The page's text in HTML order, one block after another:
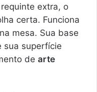
extra, o
certa. Funciona
na mesa. Sua base
sua superfície
de arte